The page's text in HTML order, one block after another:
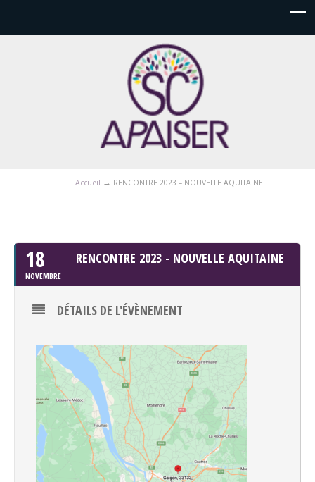
Accueil → RENCONTRE 2023 – NOUVELLE AQUITAINE
18
NOVEMBRE
RENCONTRE 2023 - NOUVELLE AQUITAINE
DÉTAILS DE L'ÉVÈNEMENT